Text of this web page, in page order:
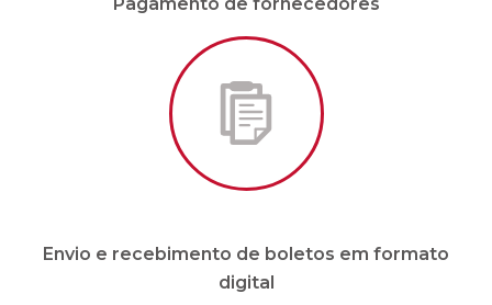
Envio e recebimento de boletos em formato
digital